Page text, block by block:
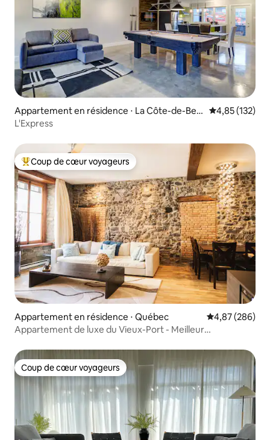
Appartement en résidence ⋅ La Côte-de-Bea
upré Regional County Municipality
Évaluation
4,85 (132)
L'Express
Coups de cœur voyageurs les plus appréciés
Coup de cœur voyageurs
Appartement en résidence ⋅ Québec Évaluation
4,87 (286)
Appartement de luxe du Vieux-Port - Meilleur
Coup de cœur voyageurs
Coup de cœur voyageurs